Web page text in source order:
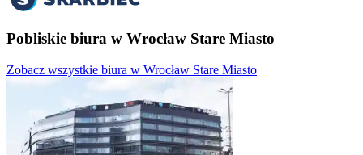
Pobliskie biura w Wrocław Stare Miasto
Zobacz wszystkie biura w Wrocław Stare Miasto